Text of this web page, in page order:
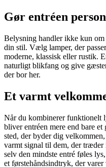
Gør entréen
Belysning handler ikke kun
din stil. Vælg lamper, der
moderne, klassisk eller rustik.
naturligt blikfang og give
der bor her.
Et varmt
Når du kombinerer funktionelt
bliver entréen mere end bare
sted, der byder dig
varmt signal til dem, der
selv den mindste entré føles
et førstehåndsindtryk, der varer